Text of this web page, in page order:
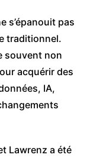
s’épanouit pas
traditionnel.
souvent non
acquérir des
IA,
Lawrenz a été